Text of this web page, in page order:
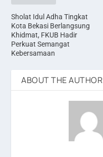
Sholat Idul Adha Tingkat
Kota Bekasi Berlangsung
Khidmat, FKUB Hadir
Perkuat Semangat
Kebersamaan
ABOUT THE AUTHOR